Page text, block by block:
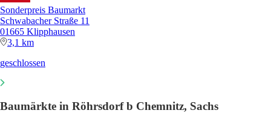
Sonderpreis Baumarkt
Schwabacher Straße 11
01665 Klipphausen
3,1 km
geschlossen
Baumärkte in Röhrsdorf b Chemnitz, Sachs